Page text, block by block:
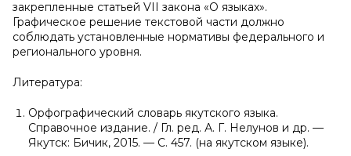
закрепленные статьей VII закона «О языках».
Графическое решение текстовой части должно
соблюдать установленные нормативы федерального и
регионального уровня.
Литература:
Орфографический словарь якутского языка.
Справочное издание. / Гл. ред. А. Г. Нелунов и др. —
Якутск: Бичик, 2015. — С. 457. (на якутском языке).